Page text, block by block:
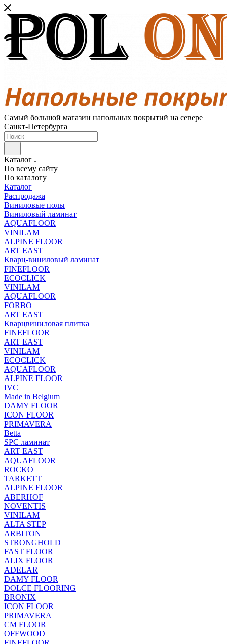
Самый большой магазин напольных покрытий на севере
Санкт-Петербурга
Каталог
По всему сайту
По каталогу
Каталог
Распродажа
Виниловые полы
Виниловый ламинат
AQUAFLOOR
VINILAM
ALPINE FLOOR
ART EAST
Кварц-виниловый ламинат
FINEFLOOR
ECOCLICK
VINILAM
AQUAFLOOR
FORBO
ART EAST
Кварцвиниловая плитка
FINEFLOOR
ART EAST
VINILAM
ECOCLICK
AQUAFLOOR
ALPINE FLOOR
IVC
Made in Belgium
DAMY FLOOR
ICON FLOOR
PRIMAVERA
Betta
SPC ламинат
ART EAST
AQUAFLOOR
ROCKO
TARKETT
ALPINE FLOOR
ABERHOF
NOVENTIS
VINILAM
ALTA STEP
ARBITON
STRONGHOLD
FAST FLOOR
ALIX FLOOR
ADELAR
DAMY FLOOR
DOLCE FLOORING
BRONIX
ICON FLOOR
PRIMAVERA
CM FLOOR
OFFWOOD